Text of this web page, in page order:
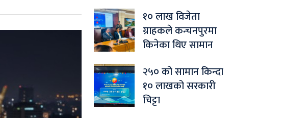
१० लाख विजेता
ग्राहकले कन्चनपुरमा
किनेका थिए सामान
२५० को सामान किन्दा
१० लाखको सरकारी
चिट्टा